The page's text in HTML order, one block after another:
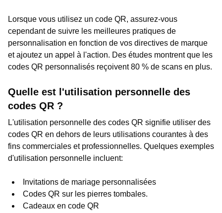
Lorsque vous utilisez un code QR, assurez-vous
cependant de suivre les meilleures pratiques de
personnalisation en fonction de vos directives de marque
et ajoutez un appel à l'action. Des études montrent que les
codes QR personnalisés reçoivent 80 % de scans en plus.
Quelle est l'utilisation personnelle des
codes QR ?
L'utilisation personnelle des codes QR signifie utiliser des
codes QR en dehors de leurs utilisations courantes à des
fins commerciales et professionnelles. Quelques exemples
d'utilisation personnelle incluent:
Invitations de mariage personnalisées
Codes QR sur les pierres tombales.
Cadeaux en code QR